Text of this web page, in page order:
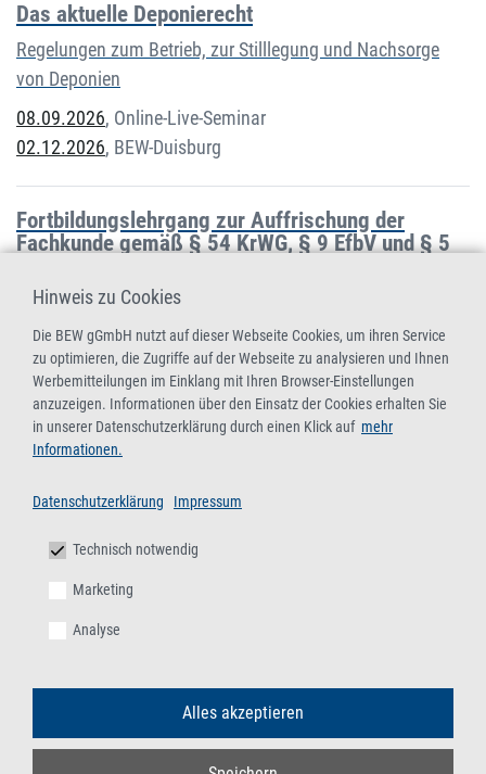
Das aktuelle Deponierecht
Regelungen zum Betrieb, zur Stilllegung und Nachsorge
von Deponien
08.09.2026, Online-Live-Seminar
02.12.2026, BEW-Duisburg
Fortbildungslehrgang zur Auffrischung der
Fachkunde gemäß § 54 KrWG, § 9 EfbV und § 5
abfallrechtliche Überwachung)
Aktualisierung der Fachkunde für Sammler/-innen,
Beförderer/-innen, Händler/-innen, Makler/-innen und
Entsorger/-innen gefährlicher Abfälle (mit bundesweiter
behördlicher Anerkennung)
08.-09.09.2026
13.-14.10.2026/03.-04.11.2026
Fachkunde gemäß § 4 Deponieverordnung –
Grundlehrgang
Mit bundesweit geltenden behördlichen Anerkennungen als
Auffrischungslehrgang gemäß § 9 EfbV und § 5 AbfAEV
08.-09.09.2026,Online-Live-Seminar
BEW-Duisburg
Hinweis zu Cookies
Die BEW gGmbH nutzt auf dieser Webseite Cookies, um ihren Service
zu optimieren, die Zugriffe auf der Webseite zu analysieren und Ihnen
Werbemitteilungen im Einklang mit Ihren Browser-Einstellungen
anzuzeigen. Informationen über den Einsatz der Cookies erhalten Sie
in unserer Datenschutzerklärung durch einen Klick auf mehr
Informationen.
Datenschutzerklärung Impressum
Technisch notwendig
Marketing
Analyse
Alles akzeptieren